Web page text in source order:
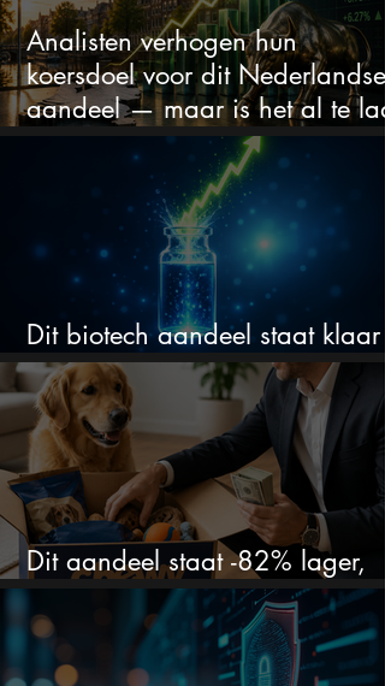
Analisten verhogen hun
koersdoel voor dit Nederlandse
aandeel — maar is het al te laat
om in te stappen?
Dit biotech aandeel staat klaar
voor een flinke rally
Dit aandeel staat -82% lager,
terwijl het bedrijf gewoon groeit